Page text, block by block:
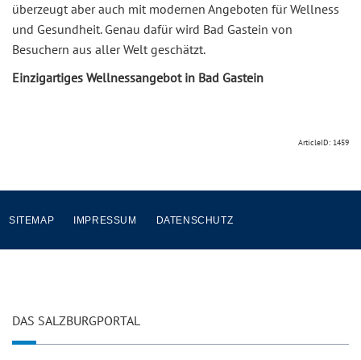
überzeugt aber auch mit modernen Angeboten für Wellness
und Gesundheit. Genau dafür wird Bad Gastein von
Besuchern aus aller Welt geschätzt.
Einzigartiges Wellnessangebot in Bad Gastein
ArticleID: 1459
SITEMAP IMPRESSUM DATENSCHUTZ
DAS SALZBURGPORTAL